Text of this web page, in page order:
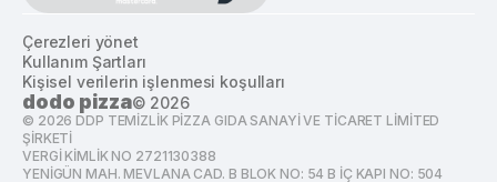
dodo pizza© 2026
Kişisel verilerin işlenmesi koşulları
Kullanım Şartları
Çerezleri yönet
© 2026 DDP TEMİZLİK PİZZA GIDA SANAYİ VE TİCARET LİMİTED
ŞİRKETİ
VERGİ KİMLİK NO 2721130388
YENİGÜN MAH. MEVLANA CAD. B BLOK NO: 54 B İÇ KAPI NO: 504